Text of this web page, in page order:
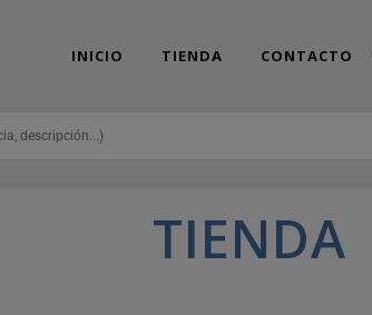
INICIO TIENDA CONTACTO
TIENDA